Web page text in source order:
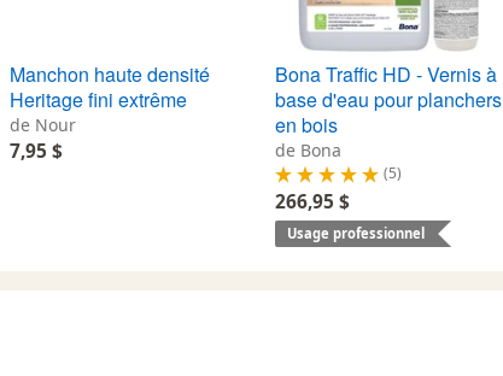
Manchon haute densité
Heritage fini extrême
de Nour
7,95 $
Bona Traffic HD - Vernis à
base d'eau pour planchers
en bois
de Bona
(5)
266,95 $
Usage professionnel